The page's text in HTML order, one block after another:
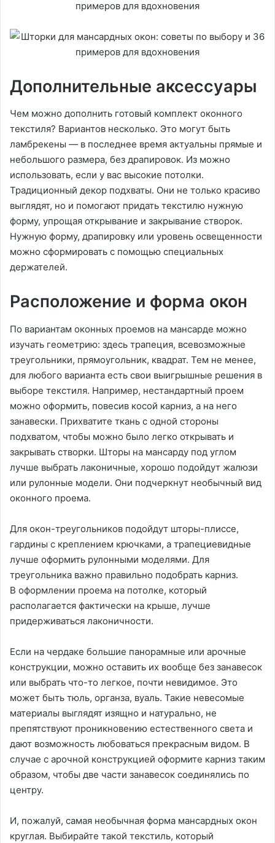
Дополнительные аксессуары
Чем можно дополнить готовый комплект оконного
текстиля? Вариантов несколько. Это могут быть
ламбрекены — в последнее время актуальны прямые и
небольшого размера, без драпировок. Из можно
использовать, если у вас высокие потолки.
Традиционный декор подхваты. Они не только красиво
выглядят, но и помогают придать текстилю нужную
форму, упрощая открывание и закрывание створок.
Нужную форму, драпировку или уровень освещенности
можно сформировать с помощью специальных
держателей.
Расположение и форма окон
По вариантам оконных проемов на мансарде можно
изучать геометрию: здесь трапеция, всевозможные
треугольники, прямоугольник, квадрат. Тем не менее,
для любого варианта есть свои выигрышные решения в
выборе текстиля. Например, нестандартный проем
можно оформить, повесив косой карниз, а на него
занавески. Прихватите ткань с одной стороны
подхватом, чтобы можно было легко открывать и
закрывать створки. Шторы на мансарду под углом
лучше выбрать лаконичные, хорошо подойдут жалюзи
или рулонные модели. Они подчеркнут необычный вид
оконного проема.
Для окон-треугольников подойдут шторы-плиссе,
гардины с креплением крючками, а трапециевидные
лучше оформить рулонными моделями. Для
треугольника важно правильно подобрать карниз.
В оформлении проема на потолке, который
располагается фактически на крыше, лучше
придерживаться лаконичности.
Если на чердаке большие панорамные или арочные
конструкции, можно оставить их вообще без занавесок
или выбрать что-то легкое, почти невидимое. Это
может быть тюль, органза, вуаль. Такие невесомые
материалы выглядят изящно и натурально, не
препятствуют проникновению естественного света и
дают возможность любоваться прекрасным видом. В
случае с арочной конструкцией оформите карниз таким
образом, чтобы две части занавесок соединялись по
центру.
И, пожалуй, самая необычная форма мансардных окон
круглая. Выбирайте такой текстиль, который